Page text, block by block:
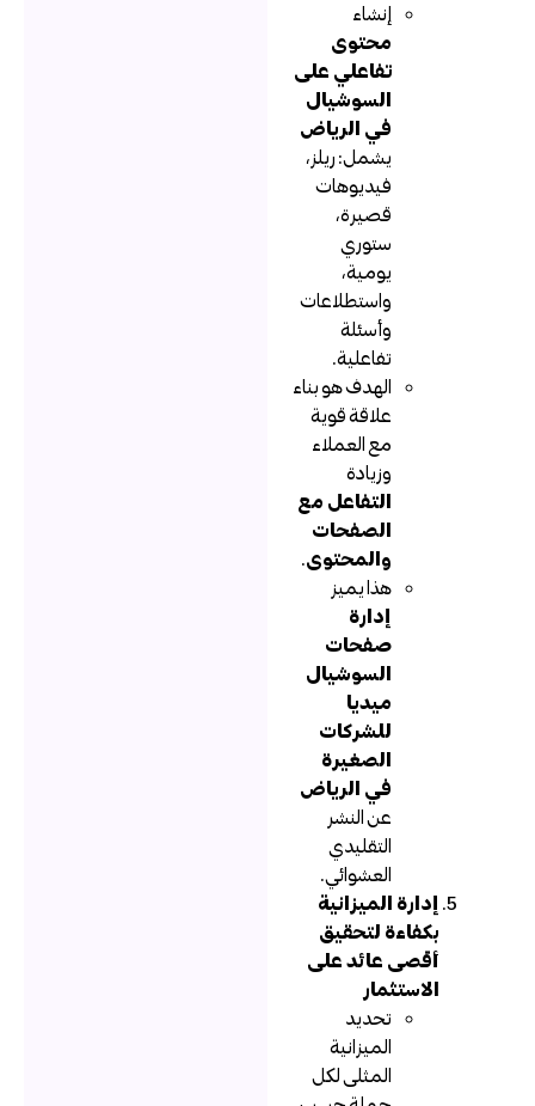
إنشاء
محتوى
تفاعلي على
السوشيال
في الرياض
يشمل: ريلز،
فيديوهات
قصيرة،
ستوري
واستطلاعات
وأسئلة
تفاعلية.
الهدف هو بناء
علاقة قوية
مع العملاء
التفاعل مع
الصفحات
والمحتوى.
هذا يميز
صفحات
السوشيال
للشركات
الصغيرة
في الرياض
عن النشر
التقليدي
العشوائي.
إدارة الميزانية
بكفاءة لتحقيق
أقصى عائد على
الاستثمار
تحديد
الميزانية
المثلى لكل